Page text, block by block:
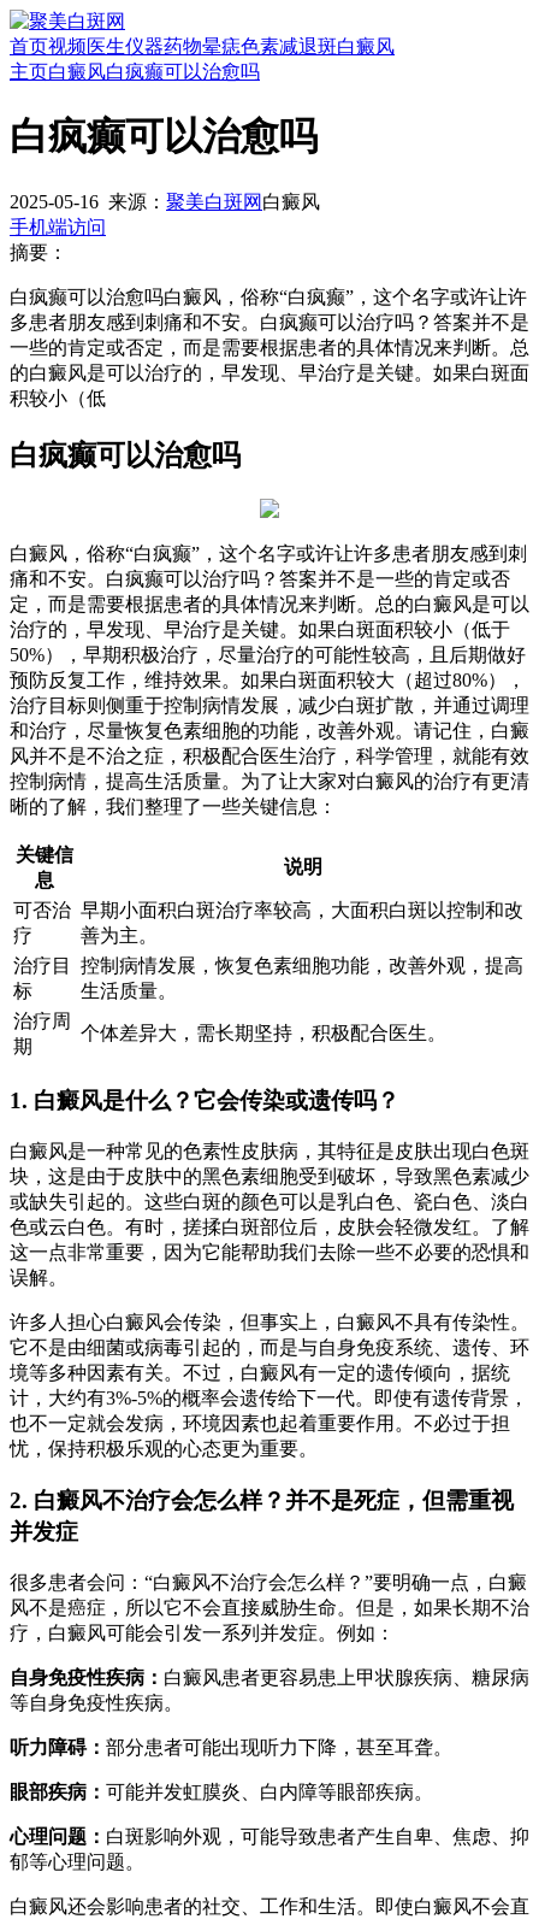
首页视频医生仪器药物晕痣色素减退斑白癜风
主页白癜风白疯癫可以治愈吗
白疯癫可以治愈吗
2025-05-16 来源： 聚美白斑网 白癜风
手机端访问
摘要：
白疯癫可以治愈吗白癜风，俗称“白疯癫”，这个名字或许让许
多患者朋友感到刺痛和不安。白疯癫可以治疗吗？答案并不是
一些的肯定或否定，而是需要根据患者的具体情况来判断。总
的白癜风是可以治疗的，早发现、早治疗是关键。如果白斑面
积较小（低
白疯癫可以治愈吗
白癜风，俗称“白疯癫”，这个名字或许让许多患者朋友感到刺
痛和不安。白疯癫可以治疗吗？答案并不是一些的肯定或否
定，而是需要根据患者的具体情况来判断。总的白癜风是可以
治疗的，早发现、早治疗是关键。如果白斑面积较小（低于
50%），早期积极治疗，尽量治疗的可能性较高，且后期做好
预防反复工作，维持效果。如果白斑面积较大（超过80%），
治疗目标则侧重于控制病情发展，减少白斑扩散，并通过调理
和治疗，尽量恢复色素细胞的功能，改善外观。请记住，白癜
风并不是不治之症，积极配合医生治疗，科学管理，就能有效
控制病情，提高生活质量。为了让大家对白癜风的治疗有更清
晰的了解，我们整理了一些关键信息：
关键信
息
说明
可否治
疗
早期小面积白斑治疗率较高，大面积白斑以控制和改
善为主。
治疗目
标
控制病情发展，恢复色素细胞功能，改善外观，提高
生活质量。
治疗周
期
个体差异大，需长期坚持，积极配合医生。
1. 白癜风是什么？它会传染或遗传吗？
白癜风是一种常见的色素性皮肤病，其特征是皮肤出现白色斑
块，这是由于皮肤中的黑色素细胞受到破坏，导致黑色素减少
或缺失引起的。这些白斑的颜色可以是乳白色、瓷白色、淡白
色或云白色。有时，搓揉白斑部位后，皮肤会轻微发红。了解
这一点非常重要，因为它能帮助我们去除一些不必要的恐惧和
误解。
许多人担心白癜风会传染，但事实上，白癜风不具有传染性。
它不是由细菌或病毒引起的，而是与自身免疫系统、遗传、环
境等多种因素有关。不过，白癜风有一定的遗传倾向，据统
计，大约有3%-5%的概率会遗传给下一代。即使有遗传背景，
也不一定就会发病，环境因素也起着重要作用。不必过于担
忧，保持积极乐观的心态更为重要。
2. 白癜风不治疗会怎么样？并不是死症，但需重视
并发症
很多患者会问：“白癜风不治疗会怎么样？”要明确一点，白癜
风不是癌症，所以它不会直接威胁生命。但是，如果长期不治
疗，白癜风可能会引发一系列并发症。例如：
自身免疫性疾病： 白癜风患者更容易患上甲状腺疾病、糖尿病
等自身免疫性疾病。
听力障碍： 部分患者可能出现听力下降，甚至耳聋。
眼部疾病： 可能并发虹膜炎、白内障等眼部疾病。
心理问题： 白斑影响外观，可能导致患者产生自卑、焦虑、抑
郁等心理问题。
白癜风还会影响患者的社交、工作和生活。即使白癜风不会直